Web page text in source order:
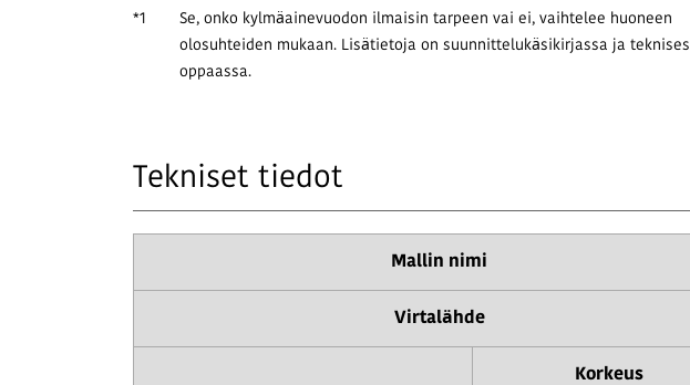
*1
Se, onko kylmäainevuodon ilmaisin tarpeen vai ei, vaihtelee huoneen
olosuhteiden mukaan. Lisätietoja on suunnittelukäsikirjassa ja
oppaassa.
Tekniset tiedot
Mallin nimi
Virtalähde
Korkeus